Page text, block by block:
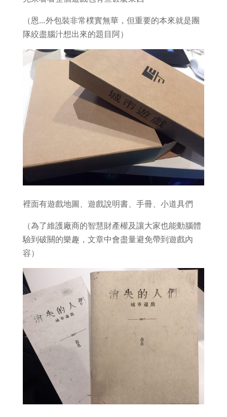
（恩…外包裝非常樸實無華，但重要的本來就是團
隊絞盡腦汁想出來的題目阿）
裡面有遊戲地圖、遊戲說明書、手冊、小道具們
（為了維護廠商的智慧財產權及讓大家也能動腦體
驗到破關的樂趣，文章中會盡量避免帶到遊戲內
容）